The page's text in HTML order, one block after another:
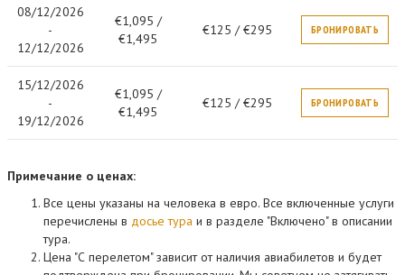
08/12/2026
-
12/12/2026
€1,095 /
€1,495
€125 / €295 БРОНИРОВАТЬ
15/12/2026
-
19/12/2026
€1,095 /
€1,495
€125 / €295 БРОНИРОВАТЬ
Примечание о ценах:
Все цены указаны на человека в евро. Все включенные услуги
перечислены в досье тура и в разделе "Включено" в описании
тура.
Цена "С перелетом" зависит от наличия авиабилетов и будет